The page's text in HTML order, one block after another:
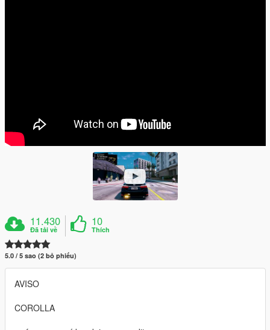
11.430
Đã tải về
10
Thích
5.0 / 5 sao (2 bỏ phiếu)
AVISO
COROLLA